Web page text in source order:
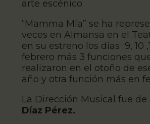
arte escénico.
“Mamma Mía” se ha
veces en Almansa en el
en su estreno los días 9, 10
febrero más 3 funciones
realizaron en el otoño de
año y otra función más en
La Dirección Musical fue de
Díaz Pérez.